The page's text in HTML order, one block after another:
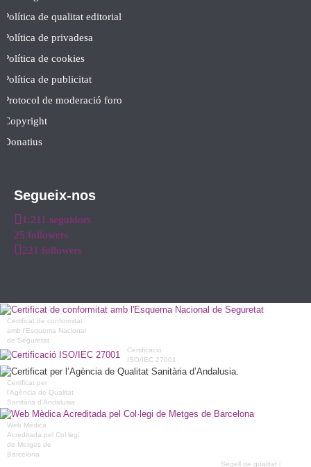
Política de qualitat editorial
Política de privadesa
Política de cookies
Política de publicitat
Protocol de moderació foro
Copyright
Donatius
Segueix-nos
1.211 seguidors
25 followers
221 followers
Certificat de conformitat
amb l'Esquema Nacional
de Seguretat
Certificació
ISO/IEC 27001
Certificat per
l’Agència de Qualitat
Sanitària d’Andalusia
Web Mèdica
Acreditada pel Col·legi
de Metges de
Barcelona
Segell de qualitat i